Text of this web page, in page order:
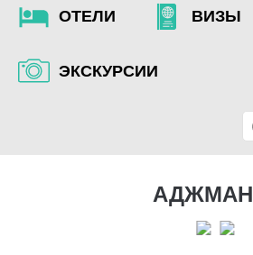
ОТЕЛИ ВИЗЫ
ЭКСКУРСИИ
АДЖМАН